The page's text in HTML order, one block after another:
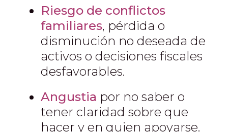
Riesgo de conflictos
familiares, pérdida o
disminución no deseada de
activos o decisiones fiscales
desfavorables.
Angustia por no saber o
tener claridad sobre que
hacer y en quien apoyarse.